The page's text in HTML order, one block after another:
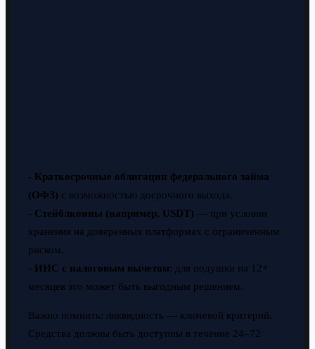
- Краткосрочные облигации федерального займа
(ОФЗ) с возможностью досрочного выхода.
- Стейблкоины (например, USDT) — при условии
хранения на доверенных платформах с ограниченным
риском.
- ИИС с налоговым вычетом: для подушки на 12+
месяцев это может быть выгодным решением.
Важно помнить: ликвидность — ключевой критерий.
Средства должны быть доступны в течение 24–72